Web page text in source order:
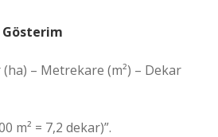
Gösterim
(ha) – Metrekare (m²) – Dekar
m² = 7,2 dekar)”.